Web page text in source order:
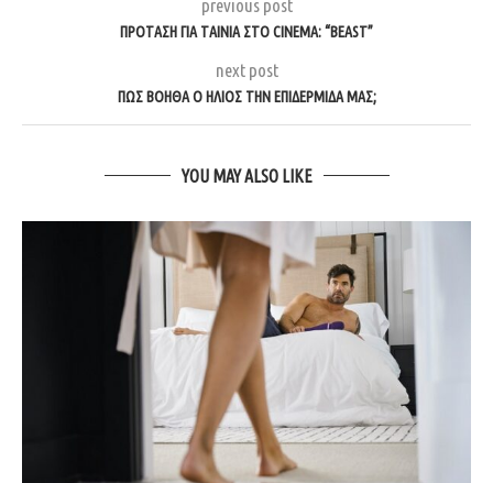
previous post
ΠΡΌΤΑΣΗ ΓΙΑ ΤΑΙΝΊΑ ΣΤΟ CINEMA: “BEAST”
next post
ΠΏΣ ΒΟΗΘΆ Ο ΉΛΙΟΣ ΤΗΝ ΕΠΙΔΕΡΜΊΔΑ ΜΑΣ;
YOU MAY ALSO LIKE